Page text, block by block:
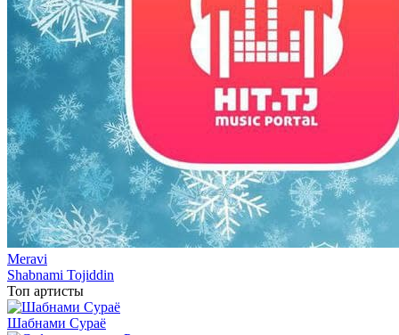
Meravi
Shabnami Tojiddin
Топ артисты
Шабнами Сураё